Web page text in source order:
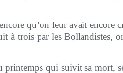
qu’on leur avait encore
à trois par les Bollandistes,
printemps qui suivit sa mort,